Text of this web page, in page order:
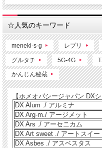
☆人気のキーワード
meneki-s-g レプリ
グルタチ 5G-4G
かんじん秘蔵
【ホメオパシージャパン DX
DX Alum ./ アルミナ
DX Arg-m./ アージメット
DX Ars ./ アーセニカム
DX Art sweet ./ アートスイー
DX Asbes ./ アスベスタス